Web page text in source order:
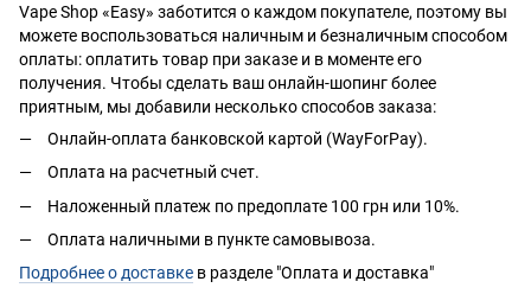
Vape Shop «Easy» заботится о каждом покупателе, поэтому вы
можете воспользоваться наличным и безналичным способом
оплаты: оплатить товар при заказе и в моменте его
получения. Чтобы сделать ваш онлайн-шопинг более
приятным, мы добавили несколько способов заказа:
Онлайн-оплата банковской картой (WayForPay).
Оплата на расчетный счет.
Наложенный платеж по предоплате 100 грн или 10%.
Оплата наличными в пункте самовывоза.
Подробнее о доставке в разделе "Оплата и доставка"